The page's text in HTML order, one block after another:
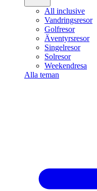
All inclusive
Vandringsresor
Golfresor
Äventyrsresor
Singelresor
Solresor
Weekendresa
Alla teman